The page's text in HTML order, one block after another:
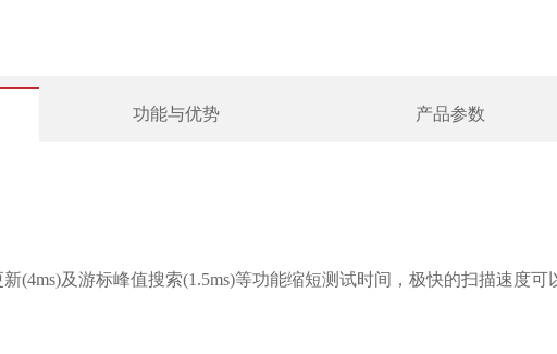
功能与优势 产品参数
(4ms)及游标峰值搜索(1.5ms)等功能缩短测试时间，极快的扫描速度